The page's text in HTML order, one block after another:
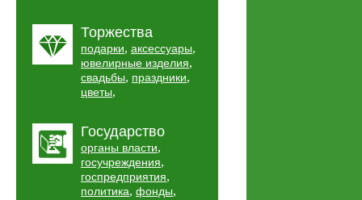
Торжества
подарки, аксессуары,
ювелирные изделия,
свадьбы, праздники,
цветы,
Государство
органы власти,
госучреждения,
госпредприятия,
политика, фонды,